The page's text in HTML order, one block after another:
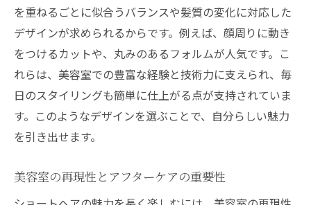
を重ねるごとに似合うバランスや髪質の変化に対応した
デザインが求められるからです。例えば、顔周りに動き
をつけるカットや、丸みのあるフォルムが人気です。こ
れらは、美容室での豊富な経験と技術力に支えられ、毎
日のスタイリングも簡単に仕上がる点が支持されていま
す。このようなデザインを選ぶことで、自分らしい魅力
を引き出せます。
美容室の再現性とアフターケアの重要性